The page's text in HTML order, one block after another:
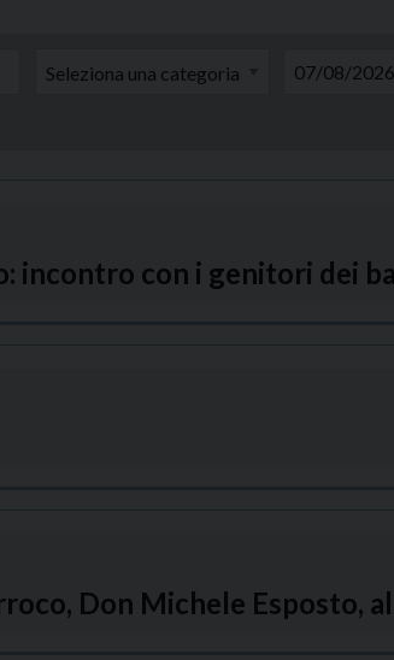
incontro con i genitori dei
Don Michele Esposto,